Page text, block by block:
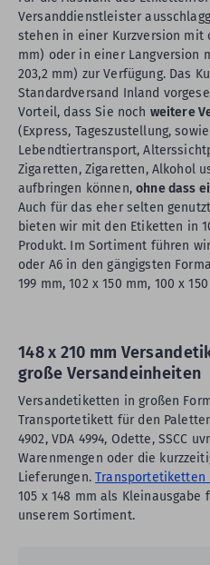
Versanddienstleister
stehen in einer Kurzversion mit
mm) oder in einer Langversion
203,2 mm) zur Verfügung. Das
Standardversand Inland
Vorteil, dass Sie noch weitere
(Express, Tageszustellung,
Lebendtiertransport,
Zigaretten, Zigaretten, Alkohol
aufbringen können,ohne dass
Auch für das eher selten
bieten wir mit den Etiketten in
Produkt. Im Sortiment führen
oder A6 in den gängigsten
199 mm, 102 x 150 mm, 100 x
148 x 210 mm
große Versandeinheiten
Versandetiketten in großen
Transportetikett für den
4902, VDA 4994, Odette, SSCC
Warenmengen oder die
Lieferungen.Transportetiketten
105 x 148 mm als
unserem Sortiment.